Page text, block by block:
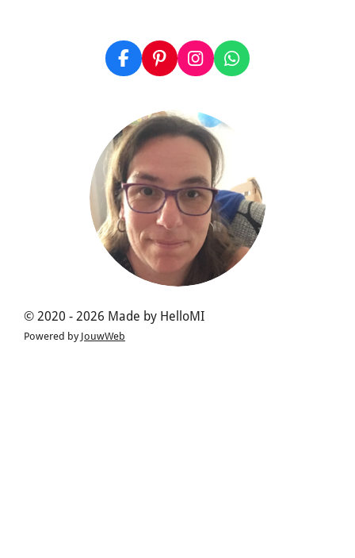
F
a
b
o
o
k
P
i
t
r
s
t
I
n
t
a
g
a
m
W
h
© 2020 - 2026 Made by HelloMI
Powered by JouwWeb